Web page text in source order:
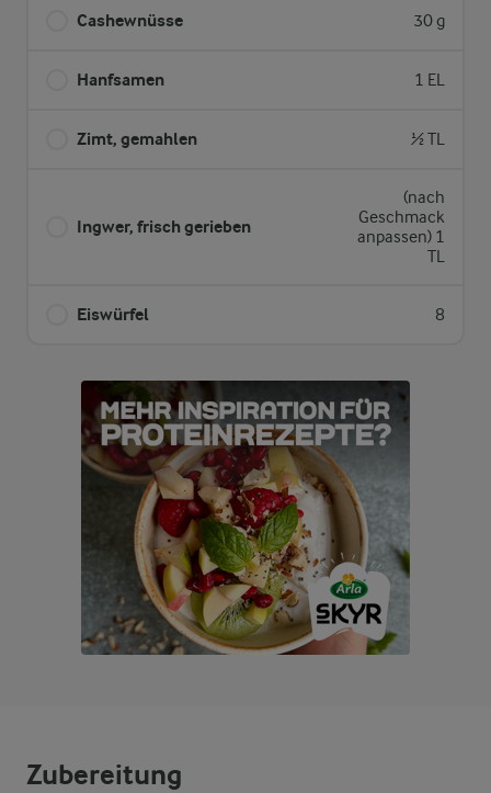
Cashewnüsse 30 g
Hanfsamen 1 EL
Zimt, gemahlen ½ TL
Ingwer, frisch gerieben
(nach
Geschmack
anpassen) 1
TL
Eiswürfel 8
Zubereitung